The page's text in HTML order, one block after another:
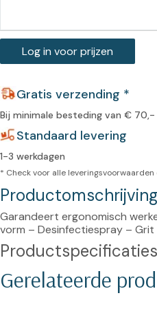
Log in voor prijzen
Gratis verzending *
Bij minimale besteding van €
Standaard levering
1-3 werkdagen
* Check voor alle leveringsvoorwaarden
Productomschrijving
Garandeert ergonomisch
vorm – Desinfectiespray –
Productspecificaties
Gerelateerde